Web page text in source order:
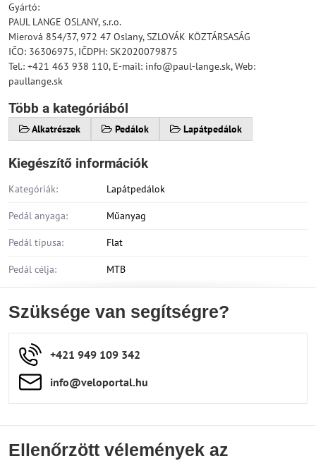
Gyártó:
PAUL LANGE OSLANY, s.r.o.
Mierová 854/37, 972 47 Oslany, SZLOVÁK KÖZTÁRSASÁG
IČO: 36306975, IČDPH: SK2020079875
Tel.: +421 463 938 110, E-mail: info@paul-lange.sk, Web:
paullange.sk
Több a kategóriából
Alkatrészek Pedálok Lapátpedálok
Kiegészítő információk
Kategóriák: Lapátpedálok
Pedál anyaga: Műanyag
Pedál típusa: Flat
Pedál célja: MTB
Szüksége van segítségre?
+421 949 109 342
info​​@veloportal​.hu
Ellenőrzött vélemények az